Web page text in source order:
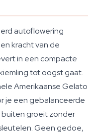
autoflowering
kracht van de
in een compacte
tot oogst gaat.
Amerikaanse Gelato
je een gebalanceerde
buiten groeit zonder
Geen gedoe,